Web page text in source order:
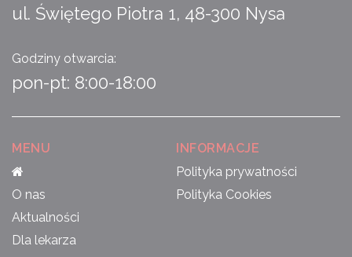
ul. Świętego Piotra 1, 48-300 Nysa
Godziny otwarcia:
pon-pt: 8:00-18:00
MENU
O nas
Aktualności
Dla lekarza
INFORMACJE
Polityka prywatności
Polityka Cookies